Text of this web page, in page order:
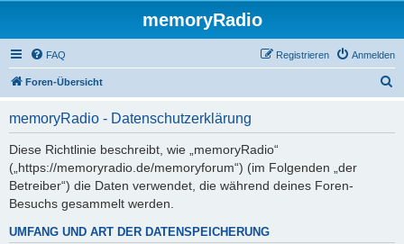
memoryRadio
FAQ Anmelden
Registrieren
Foren-Übersicht
memoryRadio - Datenschutzerklärung
Diese Richtlinie beschreibt, wie „memoryRadio“
(„https://memoryradio.de/memoryforum“) (im Folgenden „der
Betreiber“) die Daten verwendet, die während deines Foren-
Besuchs gesammelt werden.
UMFANG UND ART DER DATENSPEICHERUNG